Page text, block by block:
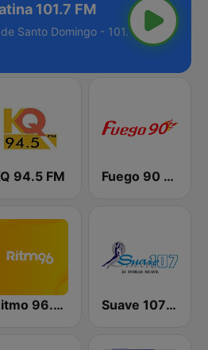
101.7 FM
Santo Domingo - 101.7 FM
94.5 FM Fuego 90 La Salsera
Ritmo 96.5 FM Suave 107 FM